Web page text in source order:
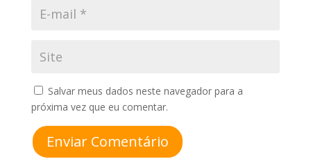
Salvar meus dados neste navegador para a
próxima vez que eu comentar.
Enviar Comentário